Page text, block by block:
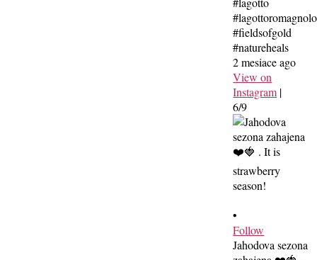
#fieldsofgold
#natureheals
2 mesiace ago
View on
Instagram |
6/9
•
Follow
Jahodova sezona